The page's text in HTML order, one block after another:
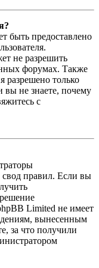
быть предоставлено
не разрешить
форумах. Также
разрешено только
вы не знаете, почему
с
свод правил. Если вы
Limited не имеет
вынесенным
за что получили